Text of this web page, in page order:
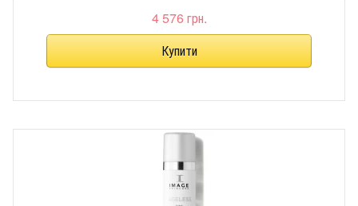
4 576 грн.